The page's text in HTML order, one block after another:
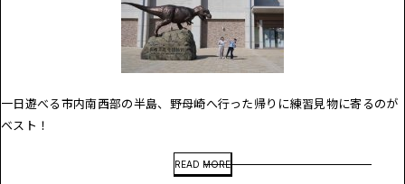
一日遊べる市内南西部の半島、野母崎へ行った帰りに練習見物に寄るのが
ベスト！
READ MORE